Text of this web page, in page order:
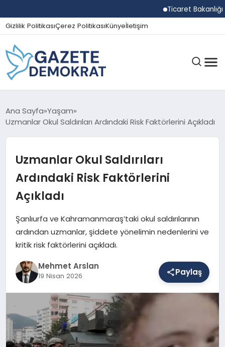
Ticaret Bakanlığı
Gizlilik PolitikasıÇerez PolitikasıKünyeİletişim
GÜNDEM
SPOR
MAGAZIN
EĞITIM
DÜNYA
Ana Sayfa Yaşam
Uzmanlar Okul Saldırıları Ardındaki Risk Faktörlerini Açıkladı
Uzmanlar Okul Saldırıları
Ardındaki Risk Faktörlerini
Açıkladı
Şanlıurfa ve Kahramanmaraş’taki okul saldırılarının
ardından uzmanlar, şiddete yönelimin nedenlerini ve
kritik risk faktörlerini açıkladı.
Mehmet Arslan
19 Nisan 2026 Paylaş